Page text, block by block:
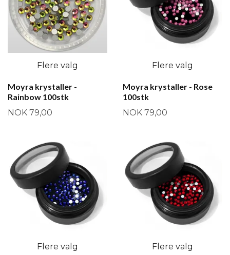
Flere valg
Moyra krystaller -
Rainbow 100stk
NOK 79,00
Flere valg
Moyra krystaller - Rose
100stk
NOK 79,00
Flere valg Flere valg